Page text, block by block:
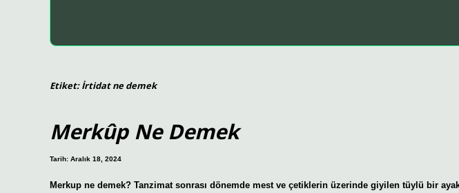
Etiket:İrtidat ne demek
Merkûp Ne Demek
Tarih: Aralık 18, 2024
Merkup ne demek? Tanzimat sonrası dönemde mest ve çetiklerin üzerinde giyilen tüylü bir